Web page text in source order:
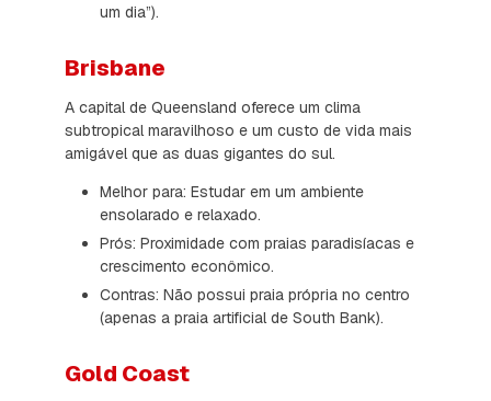
um dia”).
Brisbane
A capital de Queensland oferece um clima
subtropical maravilhoso e um custo de vida mais
amigável que as duas gigantes do sul.
Melhor para: Estudar em um ambiente
ensolarado e relaxado.
Prós: Proximidade com praias paradisíacas e
crescimento econômico.
Contras: Não possui praia própria no centro
(apenas a praia artificial de South Bank).
Gold Coast